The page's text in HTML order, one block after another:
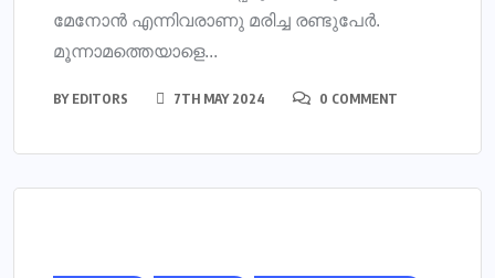
മേനോന്‍ എന്നിവരാണു മരിച്ച രണ്ടുപേര്‍.
മൂന്നാമത്തെയാളെ...
BY EDITORS 7TH MAY 2024 0 COMMENT